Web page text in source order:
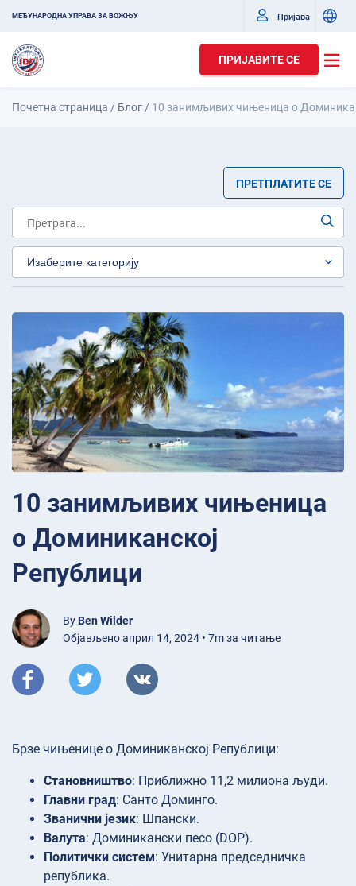
МЕЂУНАРОДНА УПРАВА ЗА ВОЖЊУ Пријава
ПРИЈАВИТЕ СЕ
Почетна страница / Блог / 10 занимљивих чињеница о
ПРЕТПЛАТИТЕ СЕ
10 занимљивих чињеница
о Доминиканској
Републици
By Ben Wilder
Објављено април 14, 2024 • 7m за читање
Брзе чињенице о Доминиканској Републици:
Становништво: Приближно 11,2 милиона људи.
Главни град: Санто Доминго.
Званични језик: Шпански.
Валута: Доминикански песо (DOP).
Политички систем: Унитарна председничка
република.